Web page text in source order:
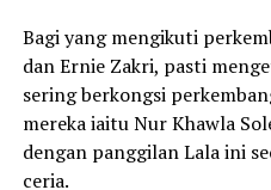
Bagi yang mengikuti
dan Ernie Zakri, pasti
sering berkongsi
mereka iaitu Nur Khawla
dengan panggilan Lala ini
ceria.